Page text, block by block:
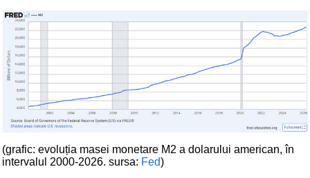
(grafic: evoluția masei monetare M2 a dolarului american, în
intervalul 2000-2026. sursa: Fed)